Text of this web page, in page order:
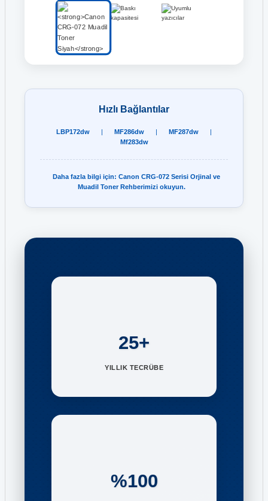
Hızlı Bağlantılar
LBP172dw | MF286dw | MF287dw
|
Mf283dw
Daha fazla bilgi için: Canon CRG-072 Serisi Orjinal ve
Muadil Toner Rehberimizi okuyun.
25+
YILLIK TECRÜBE
%100